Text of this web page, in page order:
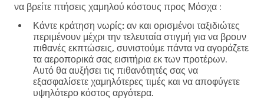
να βρείτε πτήσεις χαμηλού κόστους προς Μόσχα :
Κάντε κράτηση νωρίς: αν και ορισμένοι ταξιδιώτες
περιμένουν μέχρι την τελευταία στιγμή για να βρουν
πιθανές εκπτώσεις, συνιστούμε πάντα να αγοράζετε
τα αεροπορικά σας εισιτήρια εκ των προτέρων.
Αυτό θα αυξήσει τις πιθανότητές σας να
εξασφαλίσετε χαμηλότερες τιμές και να αποφύγετε
υψηλότερο κόστος αργότερα.